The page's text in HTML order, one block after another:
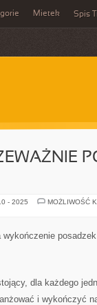
Mietek Spis
- 2025
MOŻLIWOŚĆ
wykończenie
dla każdego
i wykończyć